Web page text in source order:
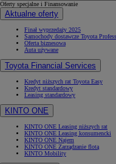
Oferty specjalne i Finansowanie
Aktualne oferty
Finał wyprzedaży 2025
Samochody dostawcze Toyota
Oferta biznesowa
Auta używane
Toyota Financial Services
Kredyt niższych rat Toyota Easy
Kredyt standardowy
Leasing standardowy
KINTO ONE
KINTO ONE Leasing niższych rat
KINTO ONE Leasing konsumencki
KINTO ONE Najem
KINTO ONE Zarządzanie flotą
KINTO Mobility